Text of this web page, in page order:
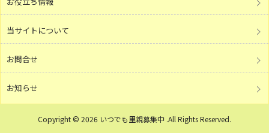
当サイトについて
お問合せ
お知らせ
Copyright © 2026 いつでも里親募集中 .All Rights Reserved.